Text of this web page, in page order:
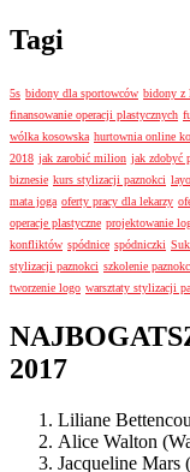
Tagi
5s bidony dla sportowców bidony z
finansowanie operacji plastycznych
wólka kosowska hurtownia online
2018 jak zarobić milion jak zdobyć
biznesie kurs stylizacji paznokci
mata joga oferty pracy dla lekarzy
operacje plastyczne projektowanie
konfliktów spódnice spódniczki
stylizacji paznokci szkolenie
tworzenie logo warsztaty stylizacji
2017
Liliane
Alice Walton
Jacqueline Mars